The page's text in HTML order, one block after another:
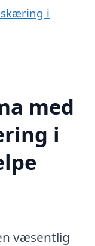
i
med
i
væsentlig